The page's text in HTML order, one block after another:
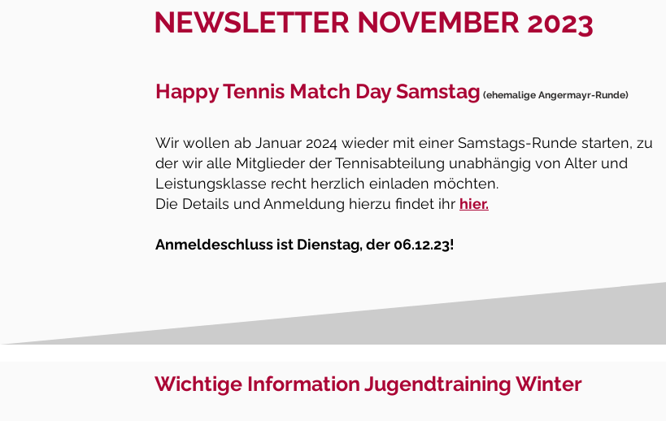
NEWSLETTER NOVEMBER 2023
Happy Tennis Match Day Samstag (ehemalige Angermayr-Runde)
Wir wollen ab Januar 2024 wieder mit einer Samstags-Runde starten, zu
der wir alle Mitglieder der Tennisabteilung unabhängig von Alter und
Leistungsklasse recht herzlich einladen möchten.
Die Details und Anmeldung hierzu findet ihr hier.
Anmeldeschluss ist Dienstag, der 06.12.23!
Wichtige Information Jugendtraining Winter